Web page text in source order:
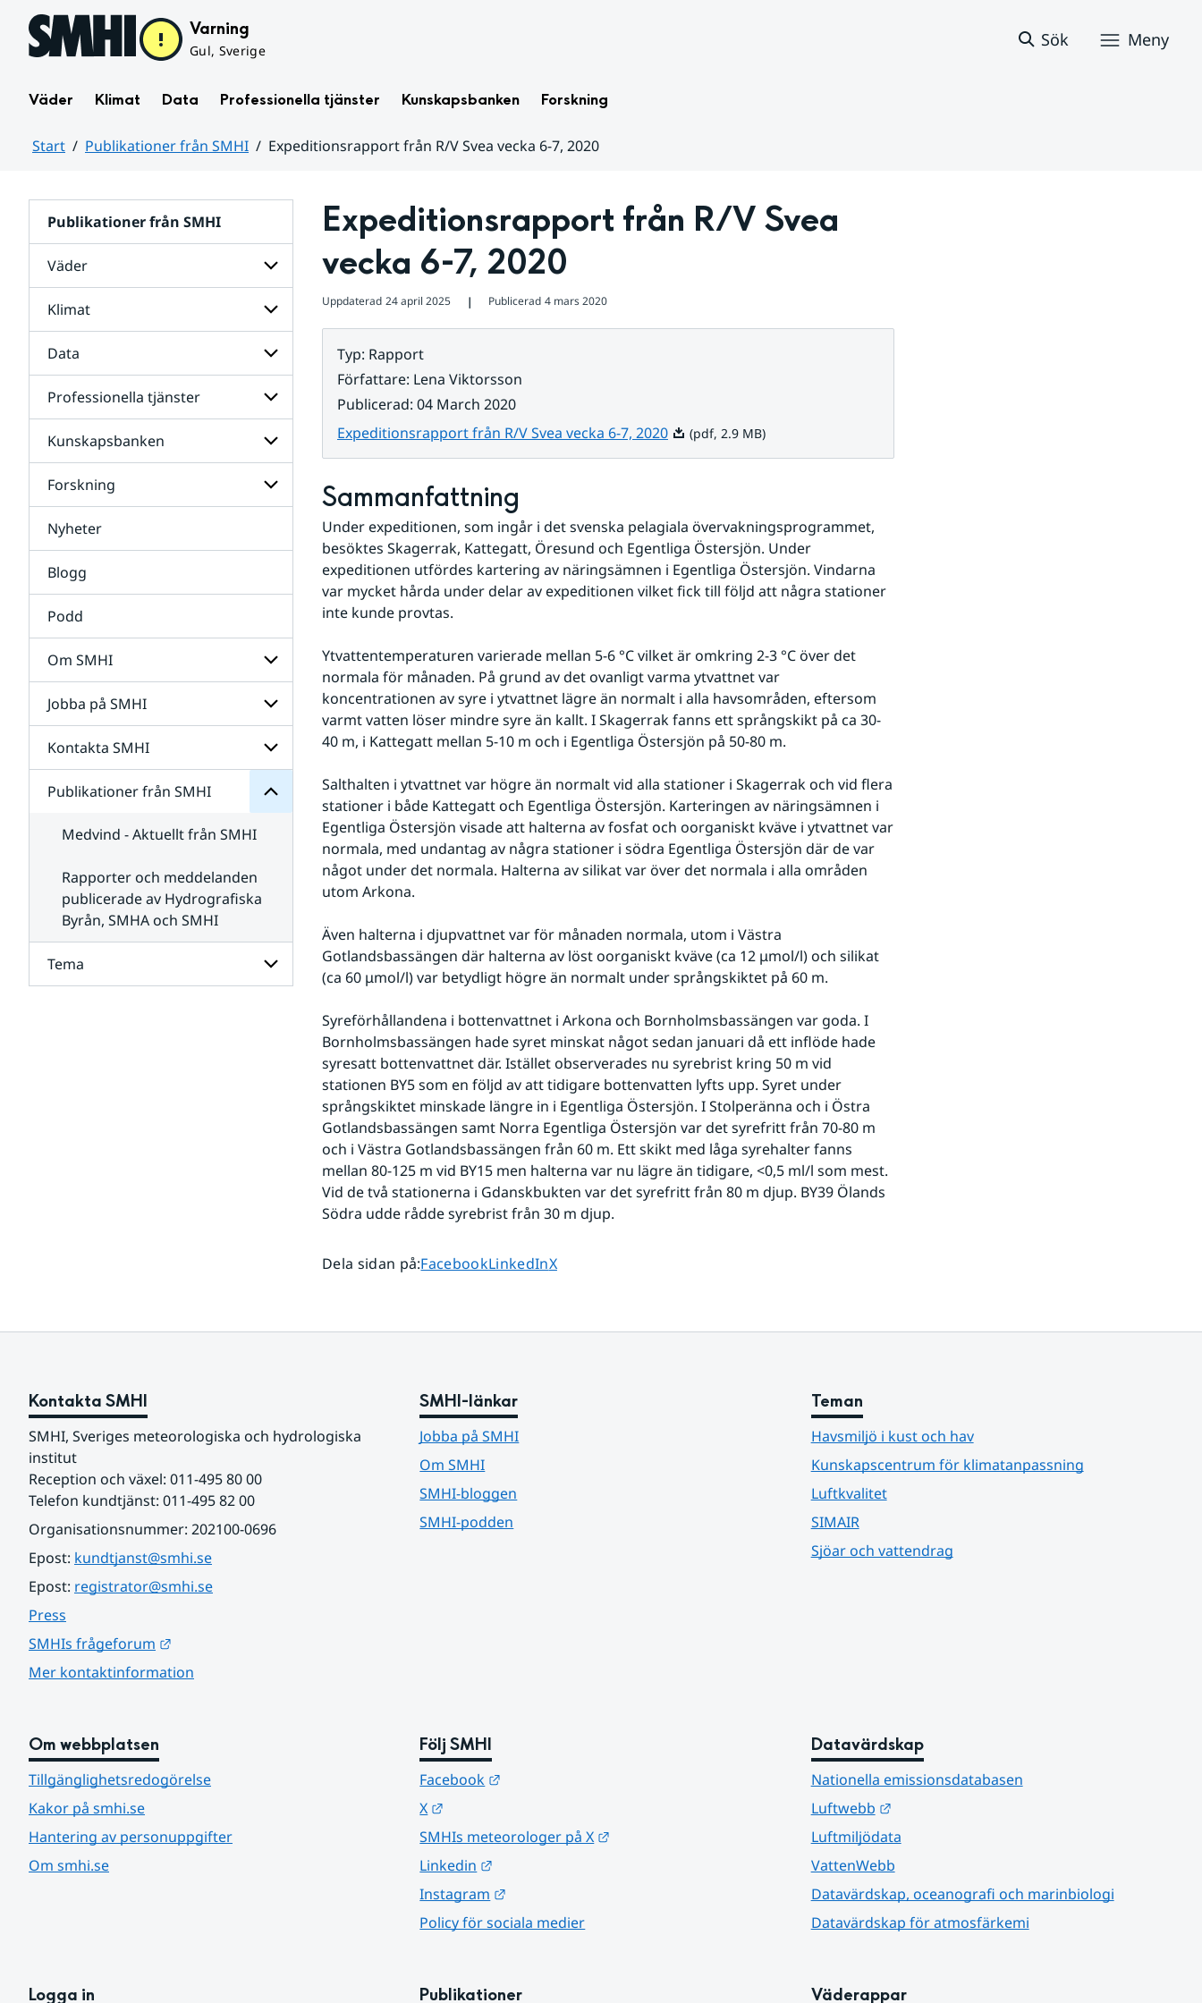
Hoppa till sidans innehåll Varning
Gul, Sverige
Sök Meny
Väder Klimat Data Professionella tjänster Kunskapsbanken Forskning
Start Publikationer från SMHI
Expeditionsrapport från R/V Svea vecka 6-7, 2020
Publikationer från SMHI
Väder
Undersidor
för
Väder
Klimat
Undersidor
för
Klimat
Data
Undersidor
för
Data
Professionella tjänster
Undersidor
för
Professionella
tjänster
Kunskapsbanken
Undersidor
för
Kunskapsbanken
Forskning
Undersidor
för
Forskning
Nyheter
Blogg
Podd
Om SMHI
Undersidor
för
Om
SMHI
Jobba på SMHI
Undersidor
för
Jobba
på
Kontakta SMHI
Undersidor
Kontakta
SMHI
Publikationer från SMHI
Undersidor
för
Publikationer
från
SMHI
Medvind - Aktuellt från SMHI
Rapporter och meddelanden
publicerade av Hydrografiska
Byrån, SMHA och SMHI
Tema
Undersidor
Expeditionsrapport från R/V Svea
vecka 6-7, 2020
Uppdaterad 24 april 2025 ❘ Publicerad 4 mars 2020
Typ: Rapport
Författare: Lena Viktorsson
Publicerad: 04 March 2020
Expeditionsrapport från R/V Svea vecka 6-7, 2020Pdf, 2.9 MB.
(pdf, 2.9 MB)
Sammanfattning
Under expeditionen, som ingår i det svenska pelagiala övervakningsprogrammet,
besöktes Skagerrak, Kattegatt, Öresund och Egentliga Östersjön. Under
expeditionen utfördes kartering av näringsämnen i Egentliga Östersjön. Vindarna
var mycket hårda under delar av expeditionen vilket fick till följd att några stationer
inte kunde provtas.
Ytvattentemperaturen varierade mellan 5-6 °C vilket är omkring 2-3 °C över det
normala för månaden. På grund av det ovanligt varma ytvattnet var
koncentrationen av syre i ytvattnet lägre än normalt i alla havsområden, eftersom
varmt vatten löser mindre syre än kallt. I Skagerrak fanns ett språngskikt på ca 30-
40 m, i Kattegatt mellan 5-10 m och i Egentliga Östersjön på 50-80 m.
Salthalten i ytvattnet var högre än normalt vid alla stationer i Skagerrak och vid flera
stationer i både Kattegatt och Egentliga Östersjön. Karteringen av näringsämnen i
Egentliga Östersjön visade att halterna av fosfat och oorganiskt kväve i ytvattnet var
normala, med undantag av några stationer i södra Egentliga Östersjön där de var
något under det normala. Halterna av silikat var över det normala i alla områden
utom Arkona.
Även halterna i djupvattnet var för månaden normala, utom i Västra
Gotlandsbassängen där halterna av löst oorganiskt kväve (ca 12 μmol/l) och silikat
(ca 60 μmol/l) var betydligt högre än normalt under språngskiktet på 60 m.
Syreförhållandena i bottenvattnet i Arkona och Bornholmsbassängen var goda. I
Bornholmsbassängen hade syret minskat något sedan januari då ett inflöde hade
syresatt bottenvattnet där. Istället observerades nu syrebrist kring 50 m vid
stationen BY5 som en följd av att tidigare bottenvatten lyfts upp. Syret under
språngskiktet minskade längre in i Egentliga Östersjön. I Stolperänna och i Östra
Gotlandsbassängen samt Norra Egentliga Östersjön var det syrefritt från 70-80 m
och i Västra Gotlandsbassängen från 60 m. Ett skikt med låga syrehalter fanns
mellan 80-125 m vid BY15 men halterna var nu lägre än tidigare, <0,5 ml/l som mest.
Vid de två stationerna i Gdanskbukten var det syrefritt från 80 m djup. BY39 Ölands
Södra udde rådde syrebrist från 30 m djup.
Dela sidan på:Dela sidan på
FacebookDela sidan på
LinkedInDela sidan på
X
Kontakta SMHI
SMHI, Sveriges meteorologiska och hydrologiska
institut
Reception och växel: 011-495 80 00
Telefon kundtjänst: 011-495 82 00
Organisationsnummer: 202100-0696
Epost: kundtjanst@smhi.se
Epost: registrator@smhi.se
Press
SMHIs frågeforum
Mer kontaktinformation
SMHI-länkar
Jobba på SMHI
Om SMHI
SMHI-bloggen
SMHI-podden
Teman
Havsmiljö i kust och hav
Kunskapscentrum för klimatanpassning
Luftkvalitet
SIMAIR
Sjöar och vattendrag
Om webbplatsen
Tillgänglighetsredogörelse
Kakor på smhi.se
Hantering av personuppgifter
Om smhi.se
Följ SMHI
Facebook
X
SMHIs meteorologer på X
Linkedin
Instagram
Policy för sociala medier
Datavärdskap
Nationella emissionsdatabasen
Luftwebb
Länk till annan webbplats.
Luftmiljödata
VattenWebb
Datavärdskap, oceanografi och marinbiologi
Datavärdskap för atmosfärkemi
Logga in Publikationer Väderappar